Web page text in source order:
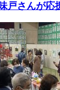
戸さんが応